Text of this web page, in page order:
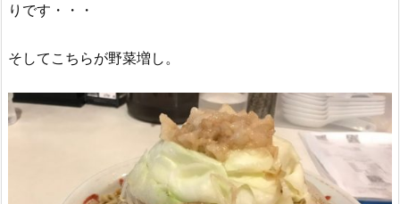
りです・・・
そしてこちらが野菜増し。